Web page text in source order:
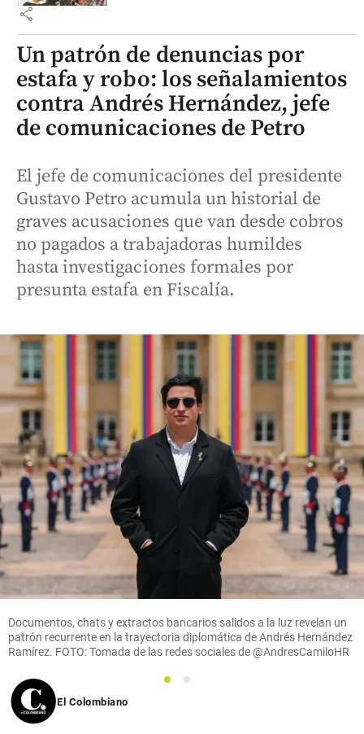
share
Un patrón de denuncias por
estafa y robo: los señalamientos
contra Andrés Hernández, jefe
de comunicaciones de Petro
El jefe de comunicaciones del presidente
Gustavo Petro acumula un historial de
graves acusaciones que van desde cobros
no pagados a trabajadoras humildes
hasta investigaciones formales por
presunta estafa en Fiscalía.
Documentos, chats y extractos bancarios salidos a la luz revelan un
patrón recurrente en la trayectoria diplomática de Andrés Hernández
Ramírez. FOTO: Tomada de las redes sociales de @AndresCamiloHR
1
2
El Colombiano